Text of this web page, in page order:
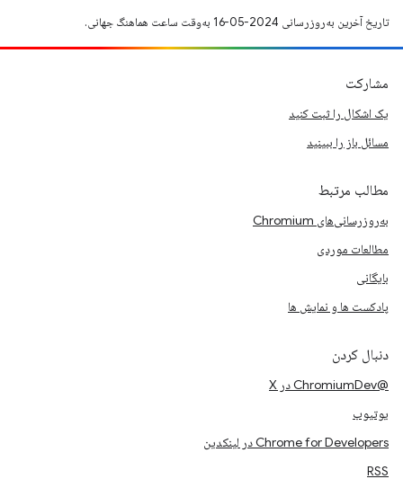
تاریخ آخرین به‌روزرسانی 2024-05-16 به‌وقت ساعت هماهنگ جهانی.
مشارکت
یک اشکال را ثبت کنید
مسائل باز را ببینید
مطالب مرتبط
به‌روزرسانی‌های Chromium
مطالعات موردی
بایگانی
پادکست ها و نمایش ها
دنبال کردن
@ChromiumDev در X
یوتیوب
Chrome for Developers در لینکدین
RSS